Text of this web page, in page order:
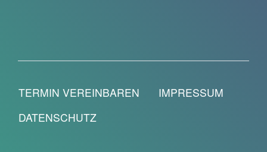
TERMIN VEREINBAREN
IMPRESSUM
DATENSCHUTZ